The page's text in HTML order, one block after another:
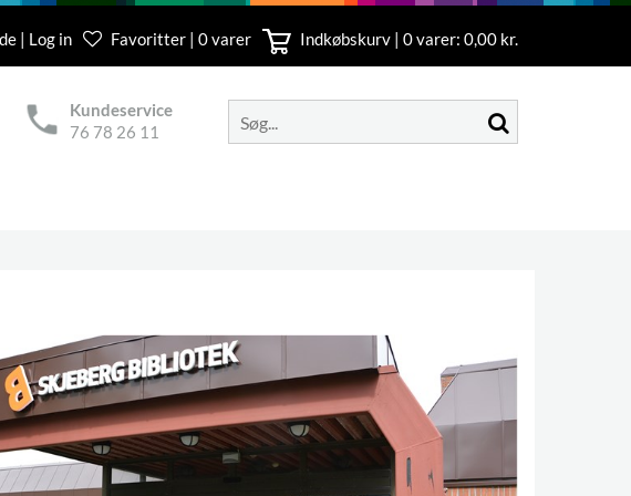
| Log in Favoritter | 0 varer Indkøbskurv | 0varer: 0,00 kr.
Kundeservice
76 78 26 11